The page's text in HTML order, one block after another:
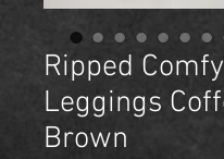
Ripped Comfy
Leggings
Brown